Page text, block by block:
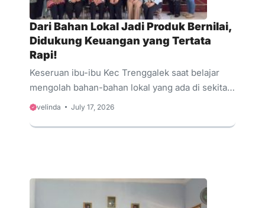
Dari Bahan Lokal Jadi Produk Bernilai,
Didukung Keuangan yang Tertata
Rapi!
Keseruan ibu-ibu Kec Trenggalek saat belajar
mengolah bahan-bahan lokal yang ada di sekitar
menjadi sajian dan produk makanan yang luar
baru, sebanyak 40 ibu-ibu perwakilan dari
keuangan dari PT BPR Jwalita Trenggalek
velinda July 17, 2026